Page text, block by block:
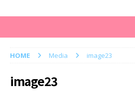
HOME Media image23
image23